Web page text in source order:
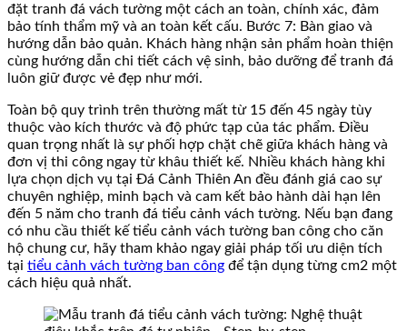
đặt tranh đá vách tường một cách an toàn, chính xác, đảm
bảo tính thẩm mỹ và an toàn kết cấu. Bước 7: Bàn giao và
hướng dẫn bảo quản. Khách hàng nhận sản phẩm hoàn thiện
cùng hướng dẫn chi tiết cách vệ sinh, bảo dưỡng để tranh đá
luôn giữ được vẻ đẹp như mới.
Toàn bộ quy trình trên thường mất từ 15 đến 45 ngày tùy
thuộc vào kích thước và độ phức tạp của tác phẩm. Điều
quan trọng nhất là sự phối hợp chặt chẽ giữa khách hàng và
đơn vị thi công ngay từ khâu thiết kế. Nhiều khách hàng khi
lựa chọn dịch vụ tại Đá Cảnh Thiên An đều đánh giá cao sự
chuyên nghiệp, minh bạch và cam kết bảo hành dài hạn lên
đến 5 năm cho tranh đá tiểu cảnh vách tường. Nếu bạn đang
có nhu cầu thiết kế tiểu cảnh vách tường ban công cho căn
hộ chung cư, hãy tham khảo ngay giải pháp tối ưu diện tích
tại tiểu cảnh vách tường ban công để tận dụng từng cm2 một
cách hiệu quả nhất.